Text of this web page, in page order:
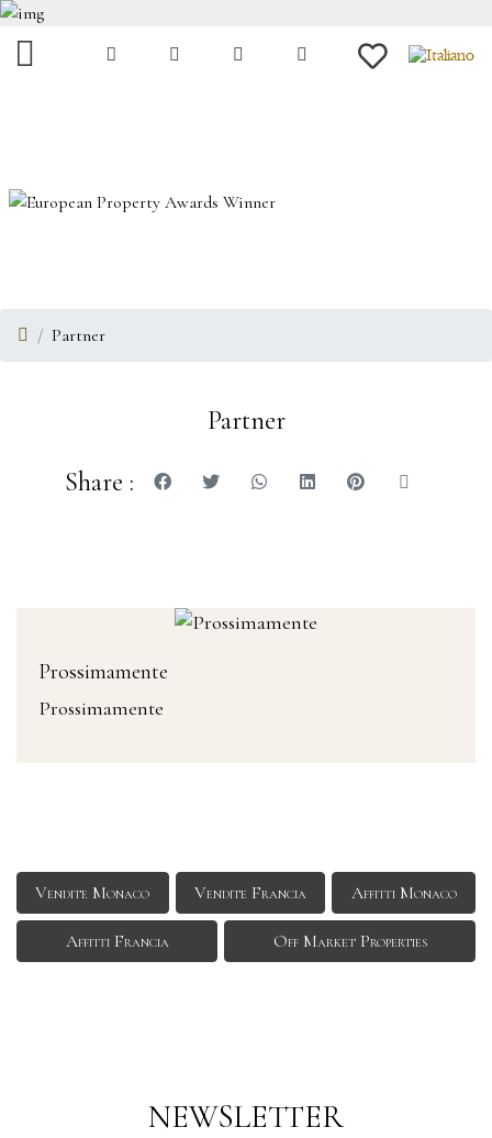
Partner
Partner
Share :
Prossimamente
Prossimamente
Vendite Monaco Vendite Francia Affitti Monaco
Affitti Francia Off Market Properties
NEWSLETTER